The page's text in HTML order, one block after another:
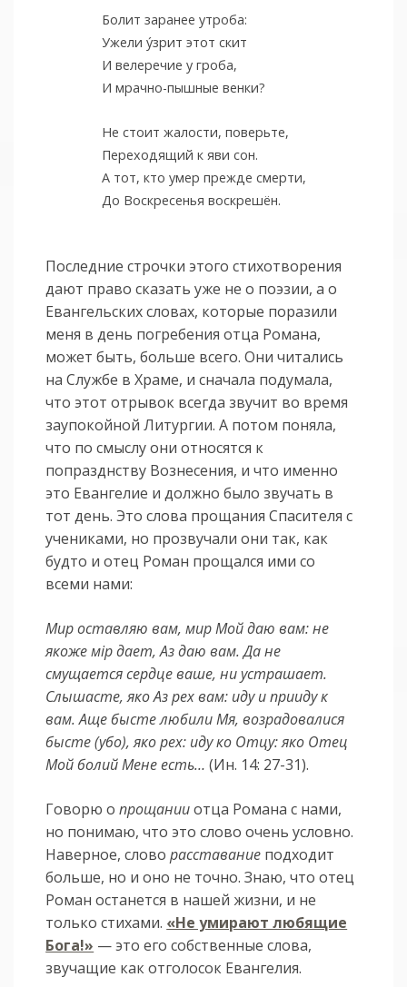
Болит заранее утроба:
Ужели у́зрит этот скит
И велеречие у гроба,
И мрачно-пышные венки?
Не стоит жалости, поверьте,
Переходящий к яви сон.
А тот, кто умер прежде смерти,
До Воскресенья воскрешён.
Последние строчки этого стихотворения
дают право сказать уже не о поэзии, а о
Евангельских словах, которые поразили
меня в день погребения отца Романа,
может быть, больше всего. Они читались
на Службе в Храме, и сначала подумала,
что этот отрывок всегда звучит во время
заупокойной Литургии. А потом поняла,
что по смыслу они относятся к
попразднству Вознесения, и что именно
это Евангелие и должно было звучать в
тот день. Это слова прощания Спасителя с
учениками, но прозвучали они так, как
будто и отец Роман прощался ими со
всеми нами:
Мир оставляю вам, мир Мой даю вам: не
якоже мiр дает, Аз даю вам. Да не
смущается сердце ваше, ни устрашает.
Слышасте, яко Аз рех вам: иду и прииду к
вам. Аще бысте любили Мя, возрадовалися
бысте (убо), яко рех: иду ко Отцу: яко Отец
Мой болий Мене есть… (Ин. 14: 27-31).
Говорю опрощанииотца Романа с нами,
но понимаю, что это слово очень условно.
Наверное, словорасставание подходит
больше, но и оно не точно. Знаю, что отец
Роман останется в нашей жизни, и не
только стихами. «Не умирают любящие
Бога!» — это его собственные слова,
звучащие как отголосок Евангелия.